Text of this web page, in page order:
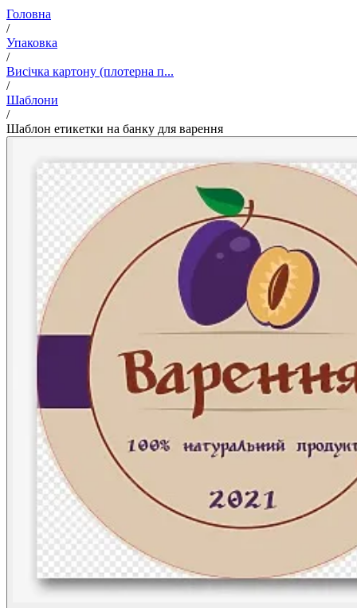
Головна
/
Упаковка
/
Висічка картону (плотерна п...
/
Шаблони
/
Шаблон етикетки на банку для варення